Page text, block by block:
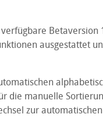
Betaversion
ausgestattet
die manuelle
zur